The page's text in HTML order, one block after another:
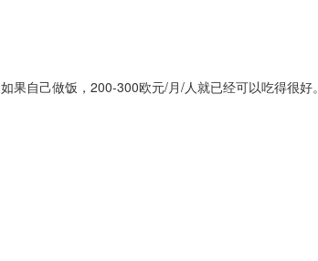
自己做饭，200-300欧元/月/人就已经可以吃得很好。